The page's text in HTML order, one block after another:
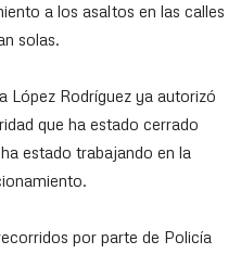
a los asaltos en las calles
solas.
López Rodríguez ya autorizó
que ha estado cerrado
estado trabajando en la
por parte de Policía